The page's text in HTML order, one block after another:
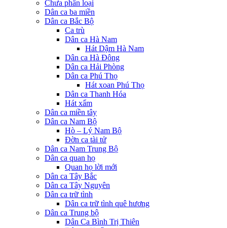
Chưa phân loại
Dân ca ba miền
Dân ca Bắc Bộ
Ca trù
Dân ca Hà Nam
Hát Dậm Hà Nam
Dân ca Hà Đông
Dân ca Hải Phòng
Dân ca Phú Thọ
Hát xoan Phú Thọ
Dân ca Thanh Hóa
Hát xẩm
Dân ca miền tây
Dân ca Nam Bộ
Hò – Lý Nam Bộ
Đờn ca tài tử
Dân ca Nam Trung Bộ
Dân ca quan họ
Quan họ lời mới
Dân ca Tây Bắc
Dân ca Tây Nguyên
Dân ca trữ tình
Dân ca trữ tình quê hương
Dân ca Trung bộ
Dân Ca Bình Trị Thiên